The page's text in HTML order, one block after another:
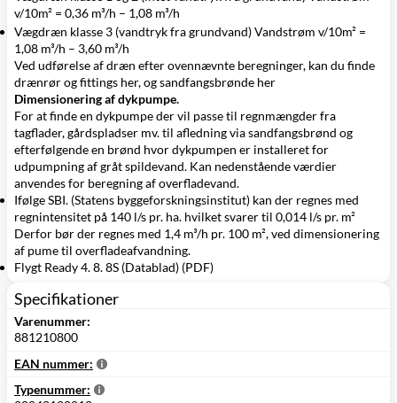
v/10m² = 0,36 m³/h – 1,08 m³/h
Vægdræn klasse 3 (vandtryk fra grundvand) Vandstrøm v/10m² =
1,08 m³/h – 3,60 m³/h
Ved udførelse af dræn efter ovennævnte beregninger, kan du finde
drænrør og fittings her, og sandfangsbrønde her
Dimensionering af dykpumpe.
For at finde en dykpumpe der vil passe til regnmængder fra
tagflader, gårdspladser mv. til afledning viasandfangsbrønd og
efterfølgende en brønd hvor dykpumpen er installeret for
udpumpning af gråt spildevand. Kan nedenstående værdier
anvendes for beregning af overfladevand.
Ifølge SBI. (Statens byggeforskningsinstitut) kan der regnes med
regnintensitet på 140 l/s pr. ha. hvilket svarer til 0,014 l/s pr. m²
Derfor bør der regnes med 1,4 m³/h pr. 100 m², ved dimensionering
af pume til overfladeafvandning.
Flygt Ready 4. 8. 8S (Datablad) (PDF)
Specifikationer
Varenummer:
881210800
EAN nummer:
Typenummer: